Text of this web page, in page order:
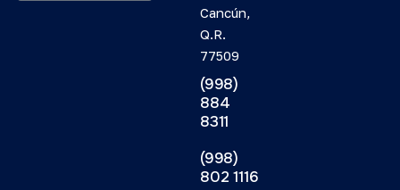
Cancún,
Q.R.
77509
(998)
884
8311
(998)
802 1116